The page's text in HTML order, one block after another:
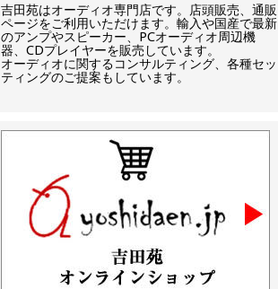
吉田苑はオーディオ専門店です。店頭販売、通販
ページをご利用いただけます。輸入や国産で最新
のアンプやスピーカー、PCオーディオ周辺機
器、CDプレイヤーを販売しています。
オーディオに関するコンサルティング、各種セッ
ティングのご提案もしています。